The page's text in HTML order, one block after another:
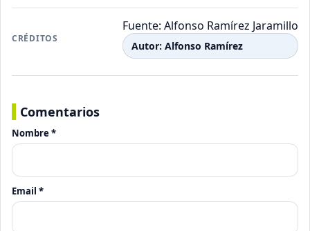
CRÉDITOS
Fuente: Alfonso Ramírez Jaramillo
Autor: Alfonso Ramírez
Comentarios
Nombre *
Email *